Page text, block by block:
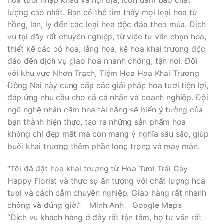
lượng cao nhất. Bạn có thể tìm thấy mọi loại hoa từ
hồng, lan, ly đến các loại hoa độc đáo theo mùa. Dịch
vụ tại đây rất chuyên nghiệp, từ việc tư vấn chọn hoa,
thiết kế các bó hoa, lẵng hoa, kệ hoa khai trương độc
đáo đến dịch vụ giao hoa nhanh chóng, tận nơi. Đối
với khu vực Nhơn Trạch, Tiệm Hoa Hoa Khai Trương
Đồng Nai này cung cấp các giải pháp hoa tươi tiện lợi,
đáp ứng nhu cầu cho cả cá nhân và doanh nghiệp. Đội
ngũ nghệ nhân cắm hoa tài năng sẽ biến ý tưởng của
bạn thành hiện thực, tạo ra những sản phẩm hoa
không chỉ đẹp mắt mà còn mang ý nghĩa sâu sắc, giúp
buổi khai trương thêm phần long trọng và may mắn.
“Tôi đã đặt hoa khai trương từ Hoa Tươi Trái Cây
Happy Florist và thực sự ấn tượng với chất lượng hoa
tươi và cách cắm chuyên nghiệp. Giao hàng rất nhanh
chóng và đúng giờ.” – Minh Anh – Google Maps
“Dịch vụ khách hàng ở đây rất tận tâm, họ tư vấn rất